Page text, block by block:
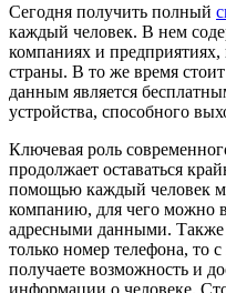
Сегодня получить полный
каждый человек. В нем
компаниях и
страны. В то же время
данным является
устройства, способного
Ключевая роль
продолжает оставаться
помощью каждый человек
компанию, для чего можно
адресными данными. Также
только номер телефона, то
получаете возможность и
информации о человеке.